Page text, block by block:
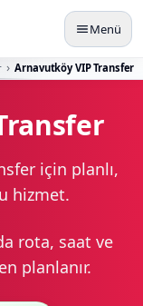
Menü
Arnavutköy VIP Transfer
için planlı,
hizmet.
rota, saat ve
planlanır.